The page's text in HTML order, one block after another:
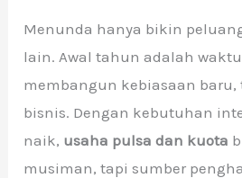
Menunda hanya bikin
lain. Awal tahun adalah
membangun kebiasaan
bisnis. Dengan kebutuhan
naik, usaha pulsa dan kuota
musiman, tapi sumber